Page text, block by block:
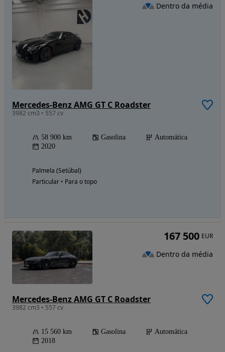
Mercedes-Benz AMG GT C Roadster
3982 cm3 • 557 cv
58 900 km Gasolina
Automática
2020
Palmela (Setúbal)
Particular • Para o topo
Dentro da média
Mercedes-Benz AMG GT C Roadster
3982 cm3 • 557 cv
15 560 km Gasolina
Automática
2018
167 500 EUR
Dentro da média